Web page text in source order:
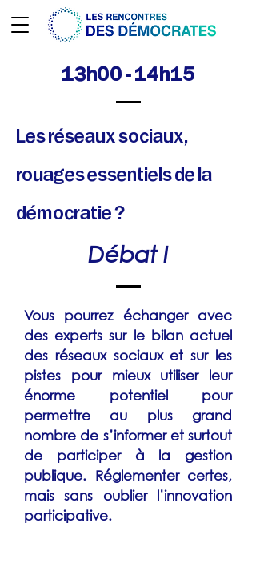
13h00 - 14h15
Les réseaux sociaux,
rouages essentiels de la
démocratie ?
Débat I
Vous pourrez échanger avec
des experts sur le bilan actuel
des réseaux sociaux et sur les
pistes pour mieux utiliser leur
énorme potentiel pour
permettre au plus grand
nombre de s’informer et surtout
de participer à la gestion
publique. Réglementer certes,
mais sans oublier l’innovation
participative.